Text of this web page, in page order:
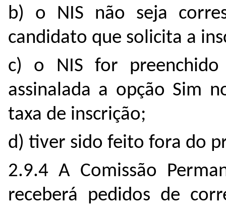
b) o NIS não seja
candidato que solicita a
c) o NIS for
assinalada a opção Sim
taxa de inscrição;
d) tiver sido feito fora do
2.9.4 A Comissão
receberá pedidos de